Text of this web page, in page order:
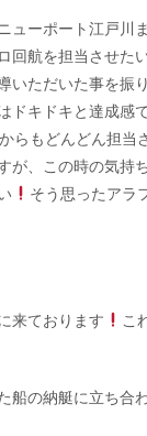
ューポート江戸川
回航を担当させた
いただいた事を振
ドキドキと達成感
らもどんどん担当
が、この時の気持
そう思ったアラ
来ております
こ
船の納艇に立ち合